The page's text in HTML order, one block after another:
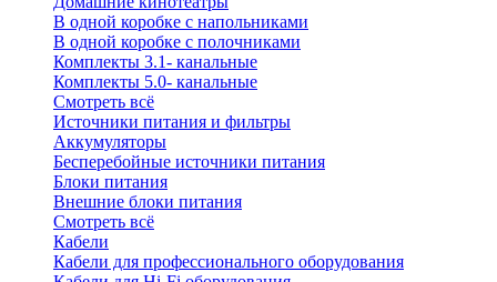
В одной коробке с напольниками
В одной коробке с полочниками
Комплекты 3.1- канальные
Комплекты 5.0- канальные
Смотреть всё
Источники питания и фильтры
Аккумуляторы
Бесперебойные источники питания
Блоки питания
Внешние блоки питания
Смотреть всё
Кабели
Кабели для профессионального оборудования